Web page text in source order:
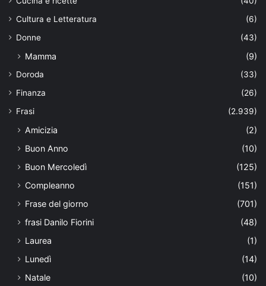
Cultura e Letteratura
(6)
Donne
(43)
Mamma (9)
Doroda
(33)
Finanza
(26)
Frasi
(2.939)
Amicizia
(2)
Buon Anno
(10)
Buon Mercoledì
(125)
Compleanno
(151)
Frase del giorno
(701)
frasi Danilo Fiorini
(48)
Laurea
(1)
Lunedì
(14)
Natale
(10)